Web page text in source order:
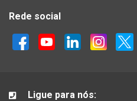
Rede social
Ligue para nós: